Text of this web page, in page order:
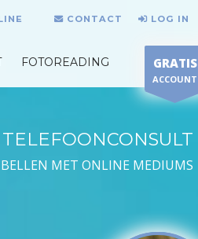
CONTACT LOG IN
FOTOREADING GRATIS
ACCOUNT
BELLEN MET ONLINE MEDIUMS